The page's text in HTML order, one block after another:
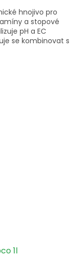
hnojivo pro
a stopové
pH a EC
se kombinovat s
1l